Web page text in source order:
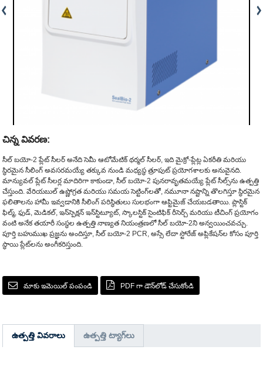
చిన్న వివరణ:
సీల్ బయో-2 ప్లేట్ సీలర్ అనేది సెమీ ఆటోమేటిక్ థర్మల్ సీలర్, ఇది మైక్రో-ప్లేట్ల ఏకరీతి మరియు
స్థిరమైన సీలింగ్ అవసరమయ్యే తక్కువ నుండి మధ్యస్థ త్రూపుట్ ప్రయోగశాలకు అనువైనది.
మాన్యువల్ ప్లేట్ సీలర్ల మాదిరిగా కాకుండా, సీల్ బయో-2 పునరావృతమయ్యే ప్లేట్ సీల్స్‌ను ఉత్పత్తి
చేస్తుంది. వేరియబుల్ ఉష్ణోగ్రత మరియు సమయ సెట్టింగ్‌లతో, నమూనా నష్టాన్ని తొలగిస్తూ స్థిరమైన
ఫలితాలను హామీ ఇవ్వడానికి సీలింగ్ పరిస్థితులు సులభంగా ఆప్టిమైజ్ చేయబడతాయి. ప్లాస్టిక్
ఫిల్మ్, ఫుడ్, మెడికల్, ఇన్‌స్పెక్షన్ ఇన్‌స్టిట్యూట్, స్కాలస్టిక్ సైంటిఫిక్ రీసెర్చ్ మరియు టీచింగ్ ప్రయోగం
వంటి అనేక తయారీ సంస్థల ఉత్పత్తి నాణ్యత నియంత్రణలో సీల్ బయో-2ని అన్వయించవచ్చు.
పూర్తి బహుముఖ ప్రజ్ఞను అందిస్తూ, సీల్ బయో-2 PCR, అస్సే లేదా స్టోరేజ్ అప్లికేషన్‌ల కోసం పూర్తి
స్థాయి ప్లేట్‌లను అంగీకరిస్తుంది.
మాకు ఇమెయిల్ పంపండి PDF గా డౌన్‌లోడ్ చేసుకోండి
ఉత్పత్తి వివరాలు ఉత్పత్తి ట్యాగ్‌లు